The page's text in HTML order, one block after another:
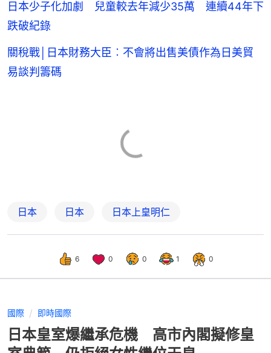
日本少子化加劇 兒童較去年減少35萬 連續44年下
跌破紀錄
關稅戰│日本財務大臣︰不會將出售美債作為日美貿
易談判籌碼
日本 日本 日本上皇明仁
6 0 0 1 0
國際 即時國際
日本皇室爆繼承危機 高市內閣擬修皇